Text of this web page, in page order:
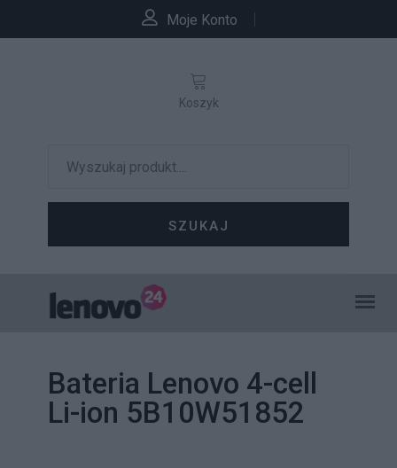
Moje Konto
SZUKAJ
Koszyk
Bateria Lenovo 4-cell
Li-ion 5B10W51852